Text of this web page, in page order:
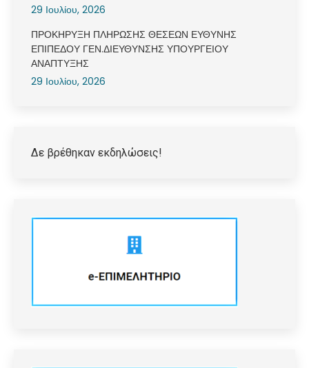
29 Ιουλίου, 2026
ΠΡΟΚΗΡΥΞΗ ΠΛΗΡΩΣΗΣ ΘΕΣΕΩΝ ΕΥΘΥΝΗΣ
ΕΠΙΠΕΔΟΥ ΓΕΝ.ΔΙΕΥΘΥΝΣΗΣ ΥΠΟΥΡΓΕΙΟΥ
ΑΝΑΠΤΥΞΗΣ
29 Ιουλίου, 2026
Δε βρέθηκαν εκδηλώσεις!